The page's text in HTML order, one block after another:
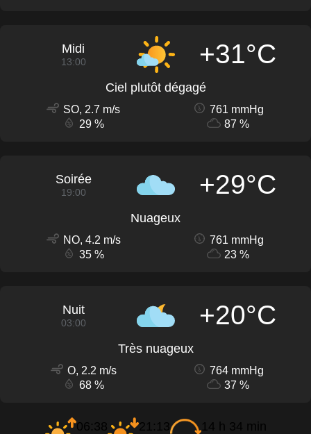
Midi
13:00 +31°C
Ciel plutôt dégagé
SO, 2.7 m/s
761 mmHg
29 %
87 %
Soirée
19:00 +29°C
Nuageux
NO, 4.2 m/s
761 mmHg
35 %
23 %
Nuit
03:00 +20°C
Très nuageux
O, 2.2 m/s
764 mmHg
68 %
37 %
06:38 21:13 14 h 34 min